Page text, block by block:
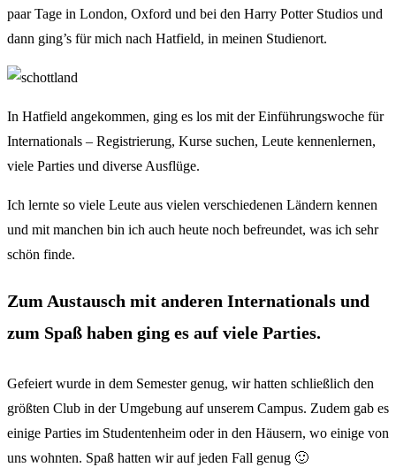
paar Tage in London, Oxford und bei den Harry Potter Studios und
dann ging’s für mich nach Hatfield, in meinen Studienort.
In Hatfield angekommen, ging es los mit der Einführungswoche für
Internationals – Registrierung, Kurse suchen, Leute kennenlernen,
viele Parties und diverse Ausflüge.
Ich lernte so viele Leute aus vielen verschiedenen Ländern kennen
und mit manchen bin ich auch heute noch befreundet, was ich sehr
schön finde.
Zum Austausch mit anderen Internationals und
zum Spaß haben ging es auf viele Parties.
Gefeiert wurde in dem Semester genug, wir hatten schließlich den
größten Club in der Umgebung auf unserem Campus. Zudem gab es
einige Parties im Studentenheim oder in den Häusern, wo einige von
uns wohnten. Spaß hatten wir auf jeden Fall genug 🙂